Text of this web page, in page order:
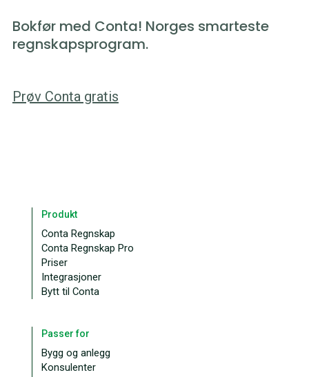
Bokfør med Conta! Norges smarteste
regnskapsprogram.
Prøv Conta gratis
Produkt
Conta Regnskap
Conta Regnskap Pro
Priser
Integrasjoner
Bytt til Conta
Passer for
Bygg og anlegg
Konsulenter